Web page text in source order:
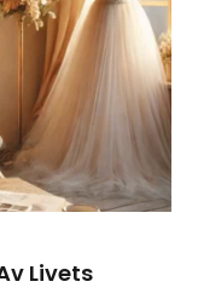
Livets